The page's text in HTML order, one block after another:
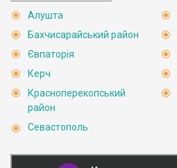
Алушта
Бахчисарайський район
Євпаторія
Керч
Красноперекопський
район
Севастополь